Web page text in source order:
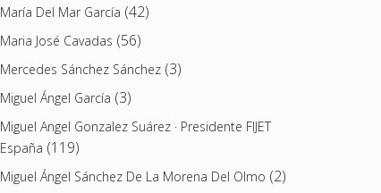
María Del Mar García (42)
Maria José Cavadas (56)
Mercedes Sánchez Sánchez(3)
Miguel Ángel García (3)
Miguel Angel Gonzalez Suárez · Presidente FIJET
España (119)
Miguel Ángel Sánchez De La Morena Del Olmo (2)